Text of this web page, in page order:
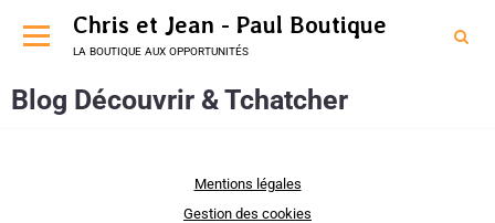
Chris et Jean - Paul Boutique
la boutique aux opportunités
Blog Découvrir & Tchatcher
Mentions légales
Gestion des cookies